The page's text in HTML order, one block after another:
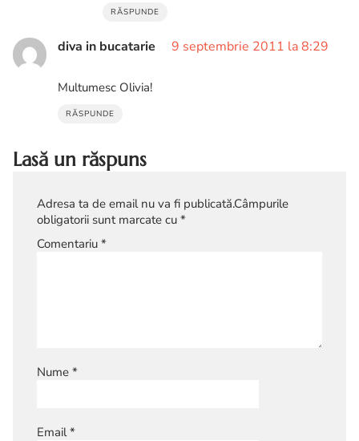
RĂSPUNDE
diva in bucatarie 9 septembrie 2011 la 8:29
Multumesc Olivia!
RĂSPUNDE
Lasă un răspuns
Adresa ta de email nu va fi publicată.Câmpurile
obligatorii sunt marcate cu *
Comentariu *
Nume *
Email*